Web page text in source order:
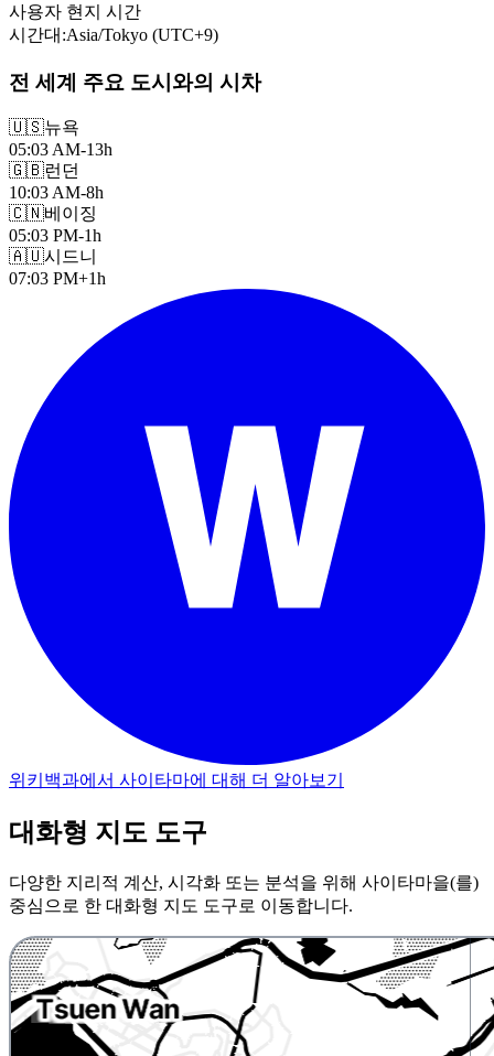
사용자 현지 시간
시간대 :Asia/Tokyo (UTC+9)
전 세계 주요 도시와의 시차
🇺🇸뉴욕
05:03 AM-13h
🇬🇧런던
10:03 AM-8h
🇨🇳베이징
05:03 PM-1h
🇦🇺시드니
07:03 PM+1h
위키백과에서 사이타마에 대해 더 알아보기
대화형 지도 도구
다양한 지리적 계산, 시각화 또는 분석을 위해 사이타마을(를)
중심으로 한 대화형 지도 도구로 이동합니다.